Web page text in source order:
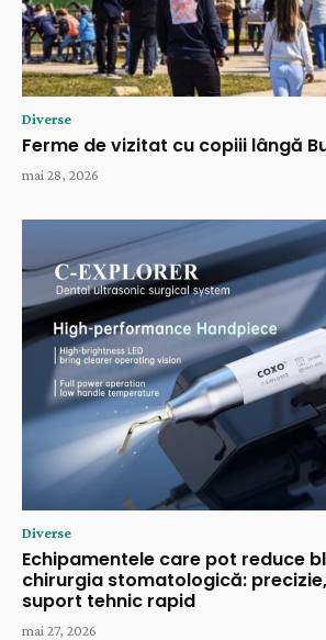
Diverse
Ferme de vizitat cu copiii lângă
mai 28, 2026
Diverse
Echipamentele care pot reduce
chirurgia stomatologică:
suport tehnic rapid
mai 27, 2026